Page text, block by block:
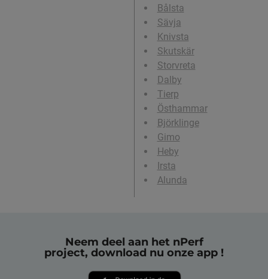
Bålsta
Sävja
Knivsta
Skutskär
Storvreta
Dalby
Tierp
Östhammar
Björklinge
Gimo
Heby
Irsta
Alunda
Neem deel aan het nPerf
project, download nu onze app !